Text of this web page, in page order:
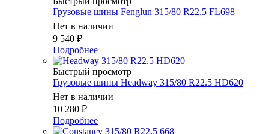
Грузовые шины Fenglun 315/80 R22.5 FL698
Нет в наличии
9 540 ₽
Подробнее
Быстрый просмотр
Грузовые шины Headway 315/80 R22.5 HD620
Нет в наличии
10 280 ₽
Подробнее